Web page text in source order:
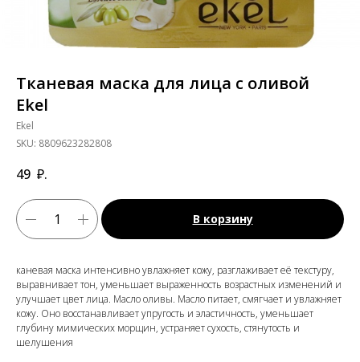
Тканевая маска для лица c оливой
Ekel
Ekel
SKU: 8809623282808
49 ₽.
В корзину
каневая маска интенсивно увлажняет кожу, разглаживает её текстуру,
выравнивает тон, уменьшает выраженность возрастных изменений и
улучшает цвет лица. Масло оливы. Масло питает, смягчает и увлажняет
кожу. Оно восстанавливает упругость и эластичность, уменьшает
глубину мимических морщин, устраняет сухость, стянутость и
шелушения